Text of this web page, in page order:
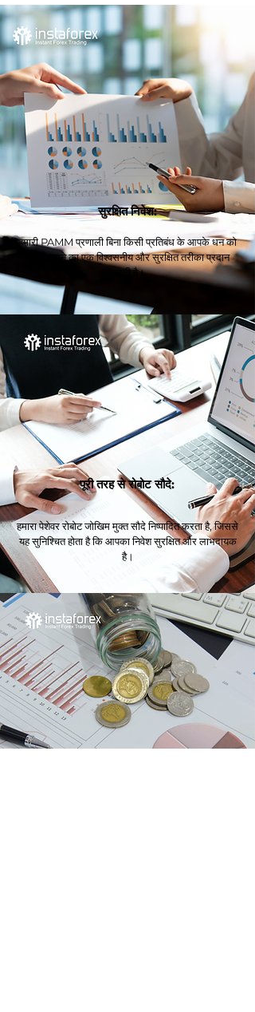
सुरक्षित निवेश:
हमारी PAMM प्रणाली बिना किसी प्रतिबंध के आपके धन को
निवेश करने का एक विश्वसनीय और सुरक्षित तरीका प्रदान
करती है।
पूरी तरह से रोबोट सौदे:
हमारा पेशेवर रोबोट जोखिम मुक्त सौदे निष्पादित करता है, जिससे
यह सुनिश्चित होता है कि आपका निवेश सुरक्षित और लाभदायक
है।